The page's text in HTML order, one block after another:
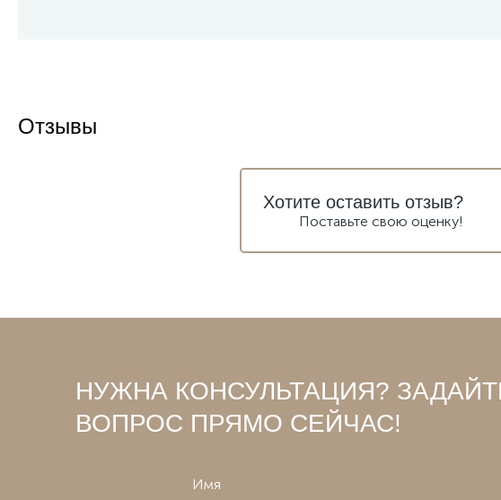
Отзывы
Хотите оставить отзыв?
Поставьте свою оценку!
НУЖНА КОНСУЛЬТАЦИЯ?
ВОПРОС ПРЯМО СЕЙЧАС!